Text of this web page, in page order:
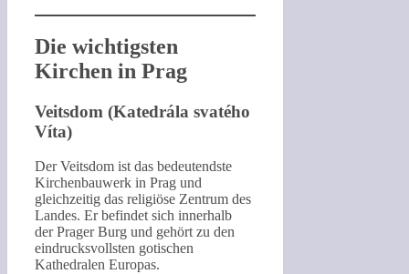
Die wichtigsten
Kirchen in Prag
Veitsdom (Katedrála svatého
Víta)
Der Veitsdom ist das bedeutendste
Kirchenbauwerk in Prag und
gleichzeitig das religiöse Zentrum des
Landes. Er befindet sich innerhalb
der Prager Burg und gehört zu den
eindrucksvollsten gotischen
Kathedralen Europas.